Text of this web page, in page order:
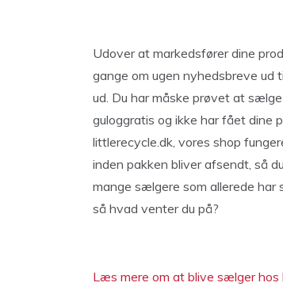
Udover at markedsfører dine
gange om ugen nyhedsbreve ud
ud. Du har måske prøvet at
guloggratis og ikke har fået dine
littlerecycle.dk, vores shop
inden pakken bliver afsendt, så
mange sælgere som allerede har
så hvad venter du på?
Læs mere om at blive sælger hos